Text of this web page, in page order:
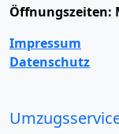
Öffnungszeiten:
Impressum
Datenschutz